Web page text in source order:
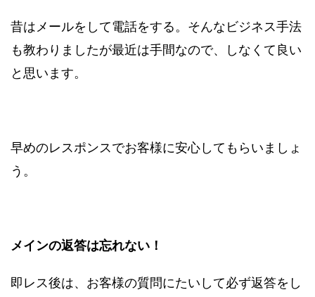
昔はメールをして電話をする。そんなビジネス手法
も教わりましたが最近は手間なので、しなくて良い
と思います。
早めのレスポンスでお客様に安心してもらいましょ
う。
メインの返答は忘れない！
即レス後は、お客様の質問にたいして必ず返答をし